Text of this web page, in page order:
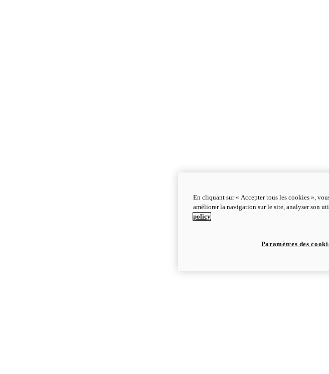
En cliquant sur « Accepter tous les cookies »,
améliorer la navigation sur le site, analyser son
policy
Paramètres des